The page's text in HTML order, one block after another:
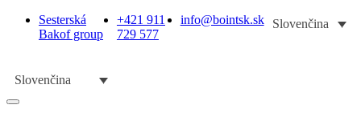
Sesterská
Bakof group
+421 911
729 577
info@bointsk.sk Slovenčina
Slovenčina